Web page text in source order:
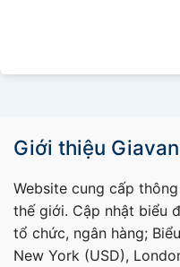
Giới thiệu
Website cung cấp
thế giới. Cập nhật biểu
tổ chức, ngân hàng;
New York (USD),